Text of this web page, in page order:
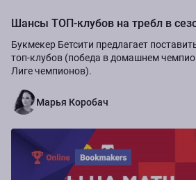
Шансы ТОП-клубов на требл в
Букмекер Бетсити предлагает
топ-клубов (победа в домашнем
Лиге чемпионов).
Марья Коробач